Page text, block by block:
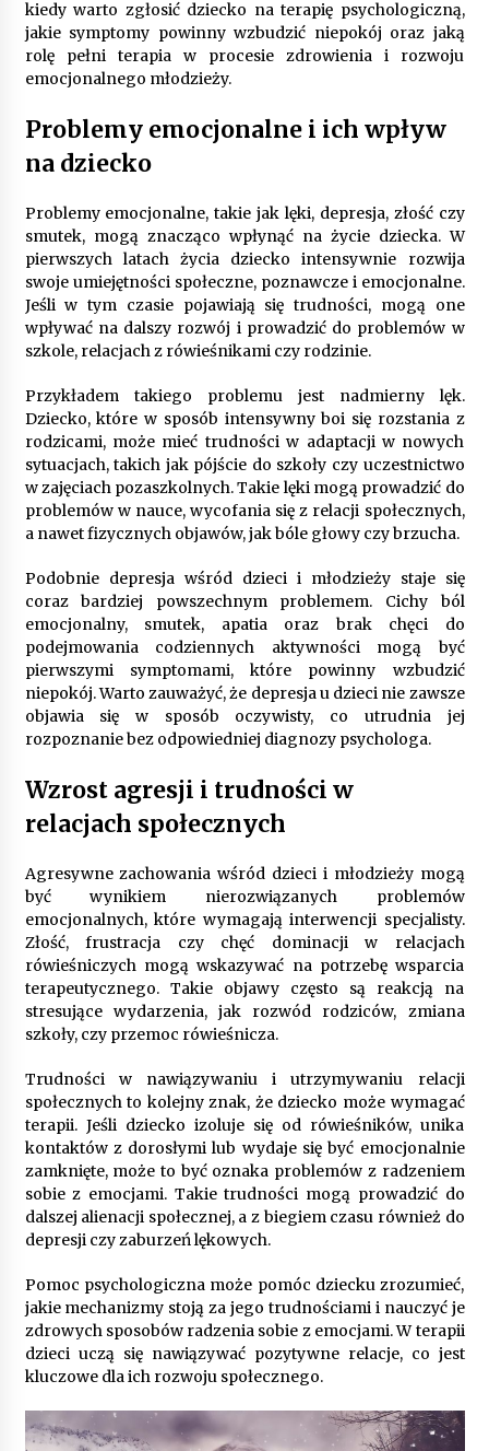
zakupowy
11 miesięcy ago
Nowoczesne rozwiązania opakowaniowe
12 miesięcy ago
wybrać do ogrzewania domu?
1 rok ago
kiedy warto zgłosić dziecko na terapię psychologiczną,
jakie symptomy powinny wzbudzić niepokój oraz jaką
rolę pełni terapia w procesie zdrowienia i rozwoju
emocjonalnego młodzieży.
Problemy emocjonalne i ich wpływ
na dziecko
Problemy emocjonalne, takie jak lęki, depresja, złość czy
smutek, mogą znacząco wpłynąć na życie dziecka. W
pierwszych latach życia dziecko intensywnie rozwija
swoje umiejętności społeczne, poznawcze i emocjonalne.
Jeśli w tym czasie pojawiają się trudności, mogą one
wpływać na dalszy rozwój i prowadzić do problemów w
szkole, relacjach z rówieśnikami czy rodzinie.
Przykładem takiego problemu jest nadmierny lęk.
Dziecko, które w sposób intensywny boi się rozstania z
rodzicami, może mieć trudności w adaptacji w nowych
sytuacjach, takich jak pójście do szkoły czy uczestnictwo
w zajęciach pozaszkolnych. Takie lęki mogą prowadzić do
problemów w nauce, wycofania się z relacji społecznych,
a nawet fizycznych objawów, jak bóle głowy czy brzucha.
Podobnie depresja wśród dzieci i młodzieży staje się
coraz bardziej powszechnym problemem. Cichy ból
emocjonalny, smutek, apatia oraz brak chęci do
podejmowania codziennych aktywności mogą być
pierwszymi symptomami, które powinny wzbudzić
niepokój. Warto zauważyć, że depresja u dzieci nie zawsze
objawia się w sposób oczywisty, co utrudnia jej
rozpoznanie bez odpowiedniej diagnozy psychologa.
Wzrost agresji i trudności w
relacjach społecznych
Agresywne zachowania wśród dzieci i młodzieży mogą
być wynikiem nierozwiązanych problemów
emocjonalnych, które wymagają interwencji specjalisty.
Złość, frustracja czy chęć dominacji w relacjach
rówieśniczych mogą wskazywać na potrzebę wsparcia
terapeutycznego. Takie objawy często są reakcją na
stresujące wydarzenia, jak rozwód rodziców, zmiana
szkoły, czy przemoc rówieśnicza.
Trudności w nawiązywaniu i utrzymywaniu relacji
społecznych to kolejny znak, że dziecko może wymagać
terapii. Jeśli dziecko izoluje się od rówieśników, unika
kontaktów z dorosłymi lub wydaje się być emocjonalnie
zamknięte, może to być oznaka problemów z radzeniem
sobie z emocjami. Takie trudności mogą prowadzić do
dalszej alienacji społecznej, a z biegiem czasu również do
depresji czy zaburzeń lękowych.
Pomoc psychologiczna może pomóc dziecku zrozumieć,
jakie mechanizmy stoją za jego trudnościami i nauczyć je
zdrowych sposobów radzenia sobie z emocjami. W terapii
dzieci uczą się nawiązywać pozytywne relacje, co jest
kluczowe dla ich rozwoju społecznego.